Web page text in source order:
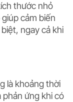
thước nhỏ
cảm biến
ngay cả khi
là khoảng thời
phản ứng khi có